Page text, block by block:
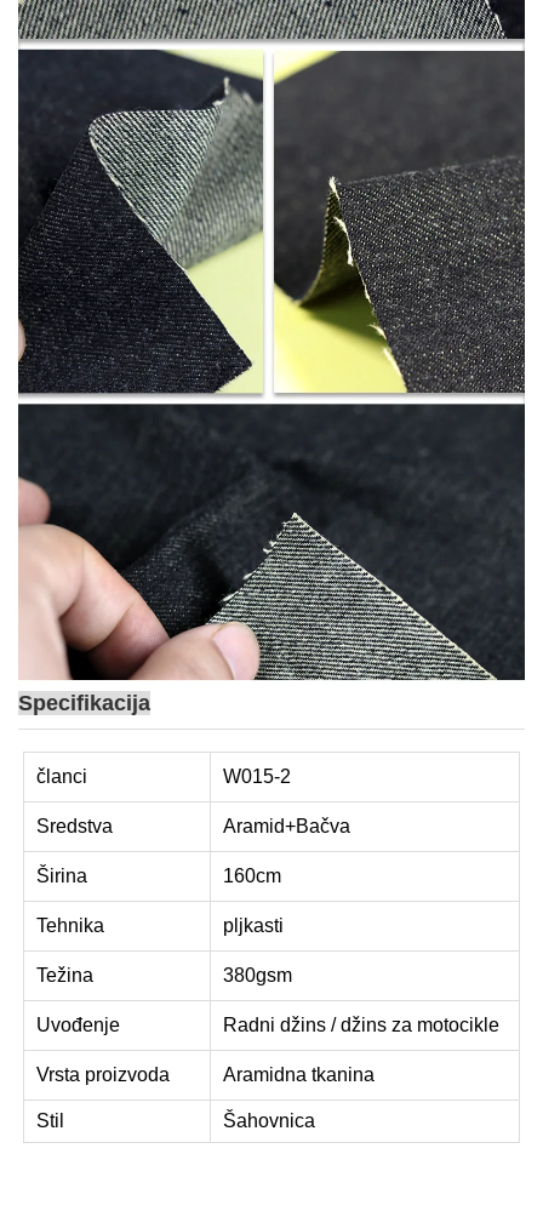
Specifikacija
članci W015-2
Sredstva Aramid+Bačva
Širina 160cm
Tehnika pljkasti
Težina 380gsm
Uvođenje Radni džins / džins za motocikle
Vrsta proizvoda Aramidna tkanina
Stil Šahovnica